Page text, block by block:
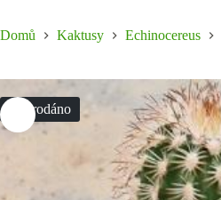
Domů Kaktusy Echinocereus
Vyprodáno